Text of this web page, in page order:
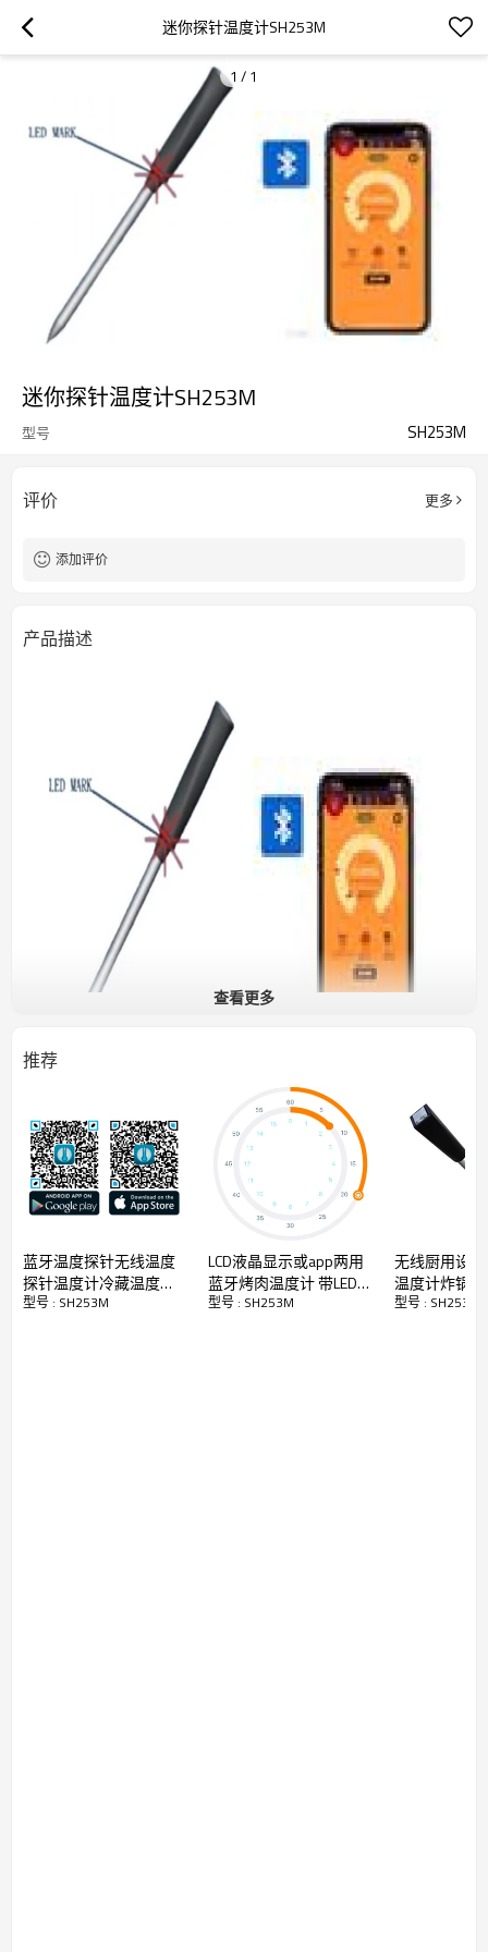
迷你探针温度计SH253M
1 / 1
迷你探针温度计SH253M
型号 SH253M
评价 更多
添加评价
产品描述
2025 SH253M 超薄 4mm 无线蓝牙肉类探针/迷你探针温度计| LED
温度提醒 | 独立运作 | HACCP 认证无线温度计 | 精准 BBQ 烤肉/烘焙
专用
- **独立运作智能温度计 (无需连接手机 APP， Standalone独立工
作,简单直观)
- **专业 HACCP 食品级温度计 (适用于商业厨房与餐饮业)
- **高精度无线烧烤探针 (适合专业厨师与家庭烹饪爱好者)
- **商用级智能温度计 (适合餐厅、食品加工业)
- **探针直径4mm，充电一次可续航9小时
查看更多
推荐
蓝牙温度探针无线温度
探针温度计冷藏温度物
温油温测量记录存储记
型号 : SH253M
LCD液晶显示或app两用
蓝牙烤肉温度计 带LED
背光触摸屏LCD显示 厨
型号 : SH253M
无线厨用设
温度计炸锅
温度测量烤
型号 : SH253M